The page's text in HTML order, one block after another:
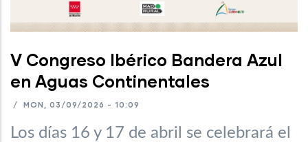
V Congreso Ibérico Bandera Azul
en Aguas Continentales
/ MON, 03/09/2026 - 10:09
Los días 16 y 17 de abril se celebrará el